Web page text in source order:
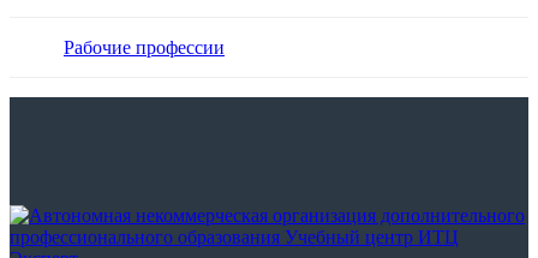
Рабочие профессии